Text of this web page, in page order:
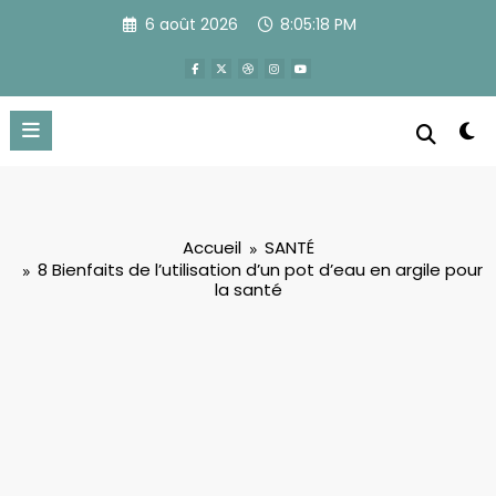
6 août 2026 8:05:19 PM
Accueil
SANTÉ
8 Bienfaits de l’utilisation d’un pot d’eau en argile pour
la santé